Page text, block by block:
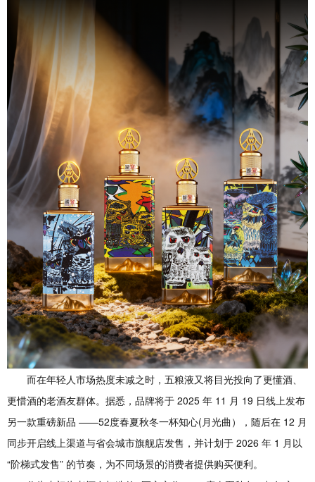
而在年轻人市场热度未减之时，五粮液又将目光投向了更懂酒、
更惜酒的老酒友群体。据悉，品牌将于 2025 年 11 月 19 日线上发布
另一款重磅新品 ——52度春夏秋冬一杯知心(月光曲），随后在 12 月
同步开启线上渠道与省会城市旗舰店发售，并计划于 2026 年 1 月以
“阶梯式发售” 的节奏，为不同场景的消费者提供购买便利。